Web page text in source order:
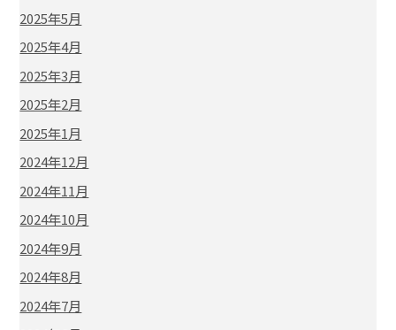
2025年5月
2025年4月
2025年3月
2025年2月
2025年1月
2024年12月
2024年11月
2024年10月
2024年9月
2024年8月
2024年7月